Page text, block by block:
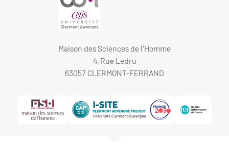
Maison des Sciences de l'Homme
4, Rue Ledru
63057 CLERMONT-FERRAND